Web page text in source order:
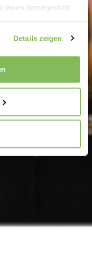
ihnen bereitgestellt
Details zeigen